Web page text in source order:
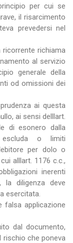
per cui se
il risarcimento
prevedersi nel
ricorrente richiama
al servizio
generale della
od omissioni dei
ai questa
ai sensi delllart.
di esonero dalla
escluda o limiti
per dolo o
alllart. 1176 c.c.,
inerenti
la diligenza deve
esercitata.
applicazione
dal documento,
rischio che poneva